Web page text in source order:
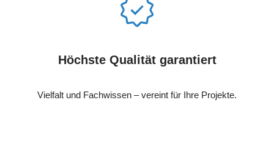
Höchste Qualität garantiert
Vielfalt und Fachwissen – vereint für Ihre Projekte.